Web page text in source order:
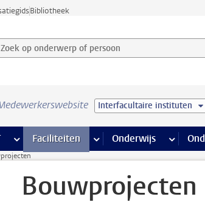
Bibliotheek
Zoek op onderwerp of persoon en selecteer categorie
Zoekterm
Interfacultaire instituten
pagina’s
meer ICT pagina’s
Faciliteiten meer Faciliteiten pagina’s
Onderwijs meer
Bouwprojecten